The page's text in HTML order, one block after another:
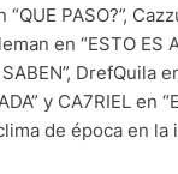
“QUE PASO?”,
en “ESTO ES
DrefQuila
y CA7RIEL en
de época en la